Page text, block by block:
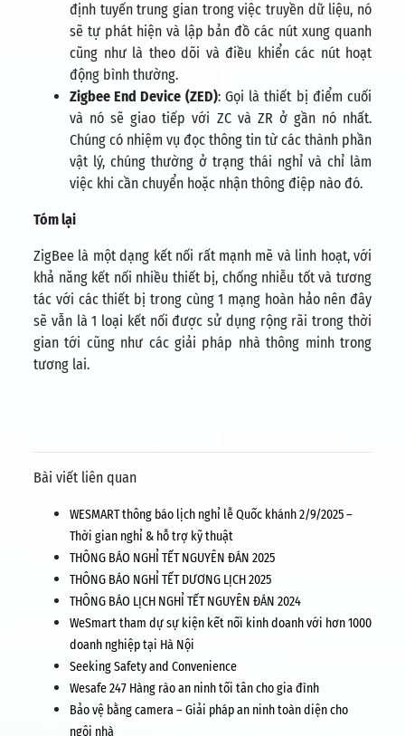
định tuyến trung gian trong việc truyền dữ liệu, nó
sẽ tự phát hiện và lập bản đồ các nút xung quanh
cũng như là theo dõi và điều khiển các nút hoạt
động bình thường.
Zigbee End Device (ZED): Gọi là thiết bị điểm cuối
và nó sẽ giao tiếp với ZC và ZR ở gần nó nhất.
Chúng có nhiệm vụ đọc thông tin từ các thành phần
vật lý, chúng thường ở trạng thái nghỉ và chỉ làm
việc khi cần chuyển hoặc nhận thông điệp nào đó.
Tóm lại
ZigBee là một dạng kết nối rất mạnh mẽ và linh hoạt, với
khả năng kết nối nhiều thiết bị, chống nhiễu tốt và tương
tác với các thiết bị trong cùng 1 mạng hoàn hảo nên đây
sẽ vẫn là 1 loại kết nối được sử dụng rộng rãi trong thời
gian tới cũng như các giải pháp nhà thông minh trong
tương lai.
Bài viết liên quan
WESMART thông báo lịch nghỉ lễ Quốc khánh 2/9/2025 –
Thời gian nghỉ & hỗ trợ kỹ thuật
THÔNG BÁO NGHỈ TẾT NGUYÊN ĐÁN 2025
THÔNG BÁO NGHỈ TẾT DƯƠNG LỊCH 2025
THÔNG BÁO LỊCH NGHỈ TẾT NGUYÊN ĐÁN 2024
WeSmart tham dự sự kiện kết nối kinh doanh với hơn 1000
doanh nghiệp tại Hà Nội
Seeking Safety and Convenience
Wesafe 247 Hàng rào an ninh tối tân cho gia đình
Bảo vệ bằng camera – Giải pháp an ninh toàn diện cho
ngôi nhà